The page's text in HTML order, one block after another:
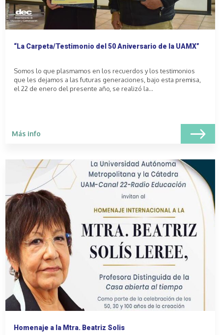
“La Carpeta/Testimonio del 50 Aniversario de la UAMX”
Somos lo que plasmamos en los recuerdos y los testimonios
que les dejamos a las futuras generaciones, bajo esta premisa,
el 22 de enero del presente año, se realizó la...
Más info
Homenaje a la Mtra. Beatriz Solis